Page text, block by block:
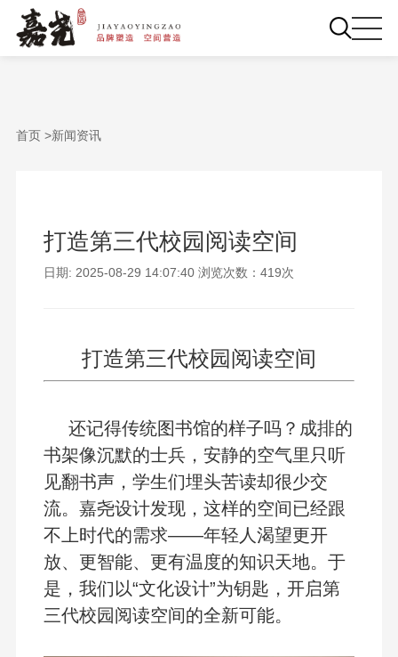
首页 >新闻资讯
打造第三代校园阅读空间
日期: 2025-08-29 14:07:40 浏览次数：419次
打造第三代校园阅读空间
还记得传统图书馆的样子吗？成排的
书架像沉默的士兵，安静的空气里只听
见翻书声，学生们埋头苦读却很少交
流。嘉尧设计发现，这样的空间已经跟
不上时代的需求——年轻人渴望更开
放、更智能、更有温度的知识天地。于
是，我们以“文化设计”为钥匙，开启第
三代校园阅读空间的全新可能。